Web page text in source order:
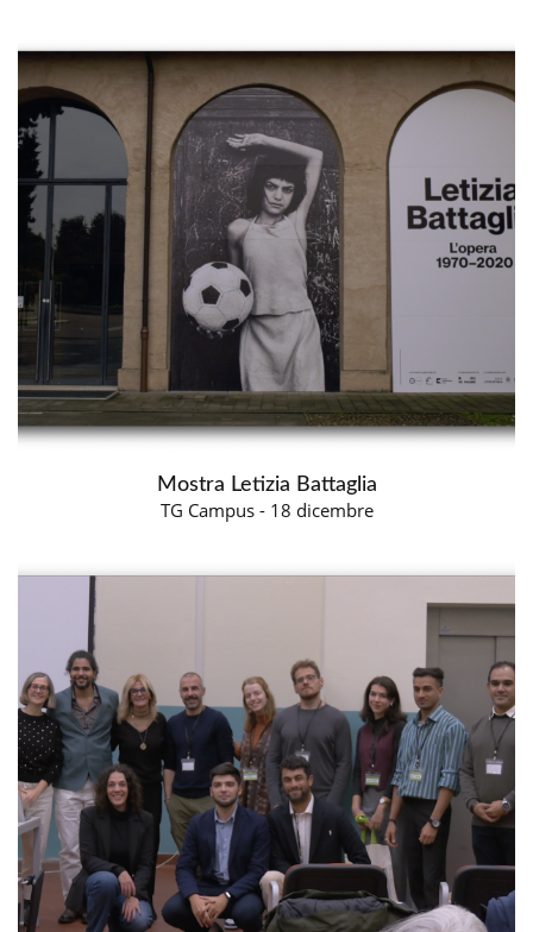
Mostra Letizia Battaglia
TG Campus - 18 dicembre